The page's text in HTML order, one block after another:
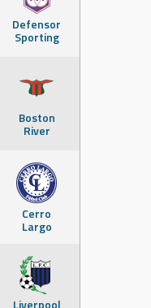
Defensor
Sporting
Boston
River
Cerro
Largo
Liverpool